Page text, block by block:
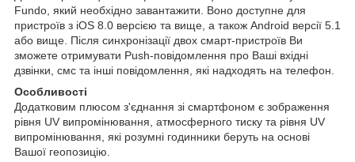
Fundo, який необхідно завантажити. Воно доступне для
пристроїв з iOS 8.0 версією та вище, а також Android версії 5.1
або вище. Після синхронізації двох смарт-пристроїв Ви
зможете отримувати Push-повідомлення про Ваші вхідні
дзвінки, смс та інші повідомлення, які надходять на телефон.
Особливості
Додатковим плюсом з'єднання зі смартфоном є зображення
рівня UV випромінювання, атмосферного тиску та рівня UV
випромінювання, які розумні годинники беруть на основі
Вашої геопозицію.